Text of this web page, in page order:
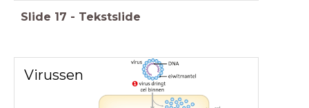
Slide 17 - Tekstslide
Virussen